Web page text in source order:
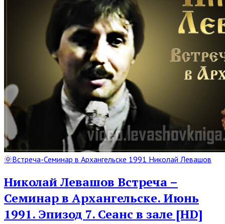
Read
Post
🌞Встреча-Семинар в Архангельске 1991 Николай Левашов
Николай Левашов Встреча –
Семинар в Архангельске. Июнь
1991. Эпизод 7. Сеанс в зале [HD]